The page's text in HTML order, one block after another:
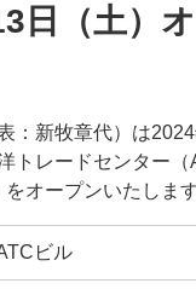
日（土）
：新牧章代）は
トレードセンター（
オープンいたします
ビル